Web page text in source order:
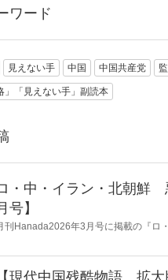
ワード
見えない手 中国 中国共産党
」「見えない手」副読本
・中・イラン・北朝鮮
号】
刊Hanada2026年3月号に掲載の『
【現代中国残酷物語 拡